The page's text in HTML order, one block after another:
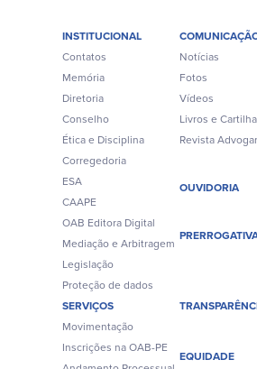
INSTITUCIONAL
Contatos
Memória
Diretoria
Conselho
Ética e Disciplina
Corregedoria
ESA
CAAPE
OAB Editora Digital
Mediação e Arbitragem
Legislação
Proteção de dados
Notícias
Fotos
Vídeos
Livros e
Revista Advogar
OUVIDORIA
SERVIÇOS
Movimentação
Inscrições na OAB-PE
EQUIDADE